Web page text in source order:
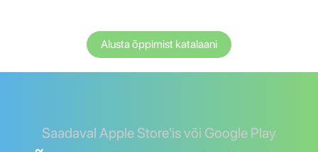
Alusta õppimist katalaani
Saadaval Apple Store'is või Google Play